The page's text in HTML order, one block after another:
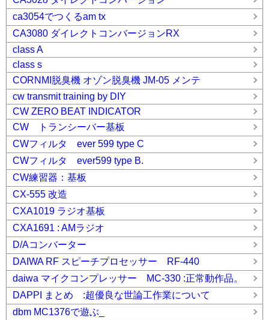
ca3054でつくるam tx
CA3080 ダイレクトコンバージョンRX
class A
class s
CORNMI脱臭機 オゾン脱臭機 JM-05 メンテ
cw transmit training by DIY
CW ZERO BEAT INDICATOR
CW トランシーバー基板
CWフィルタ ever 599 type C
CWフィルタ ever599 type B.
CW練習器：基板
CX-555 改造
CXA1019 ラジオ基板
CXA1691 : AMラジオ
D/Aコンバーター
DAIWA RF スピーチプロセッサー RF-440
daiwa マイクコンプレッサー MC-330 :正常動作品。
DAPPI まとめ :超優良な世論工作業について
dbm MC1376で遊ぶ_